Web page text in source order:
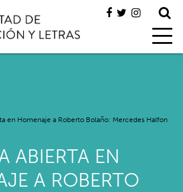
en Homenaje a Roberto Bolaño: Mercedes Halfon
ABIERTA EN
A ROBERTO